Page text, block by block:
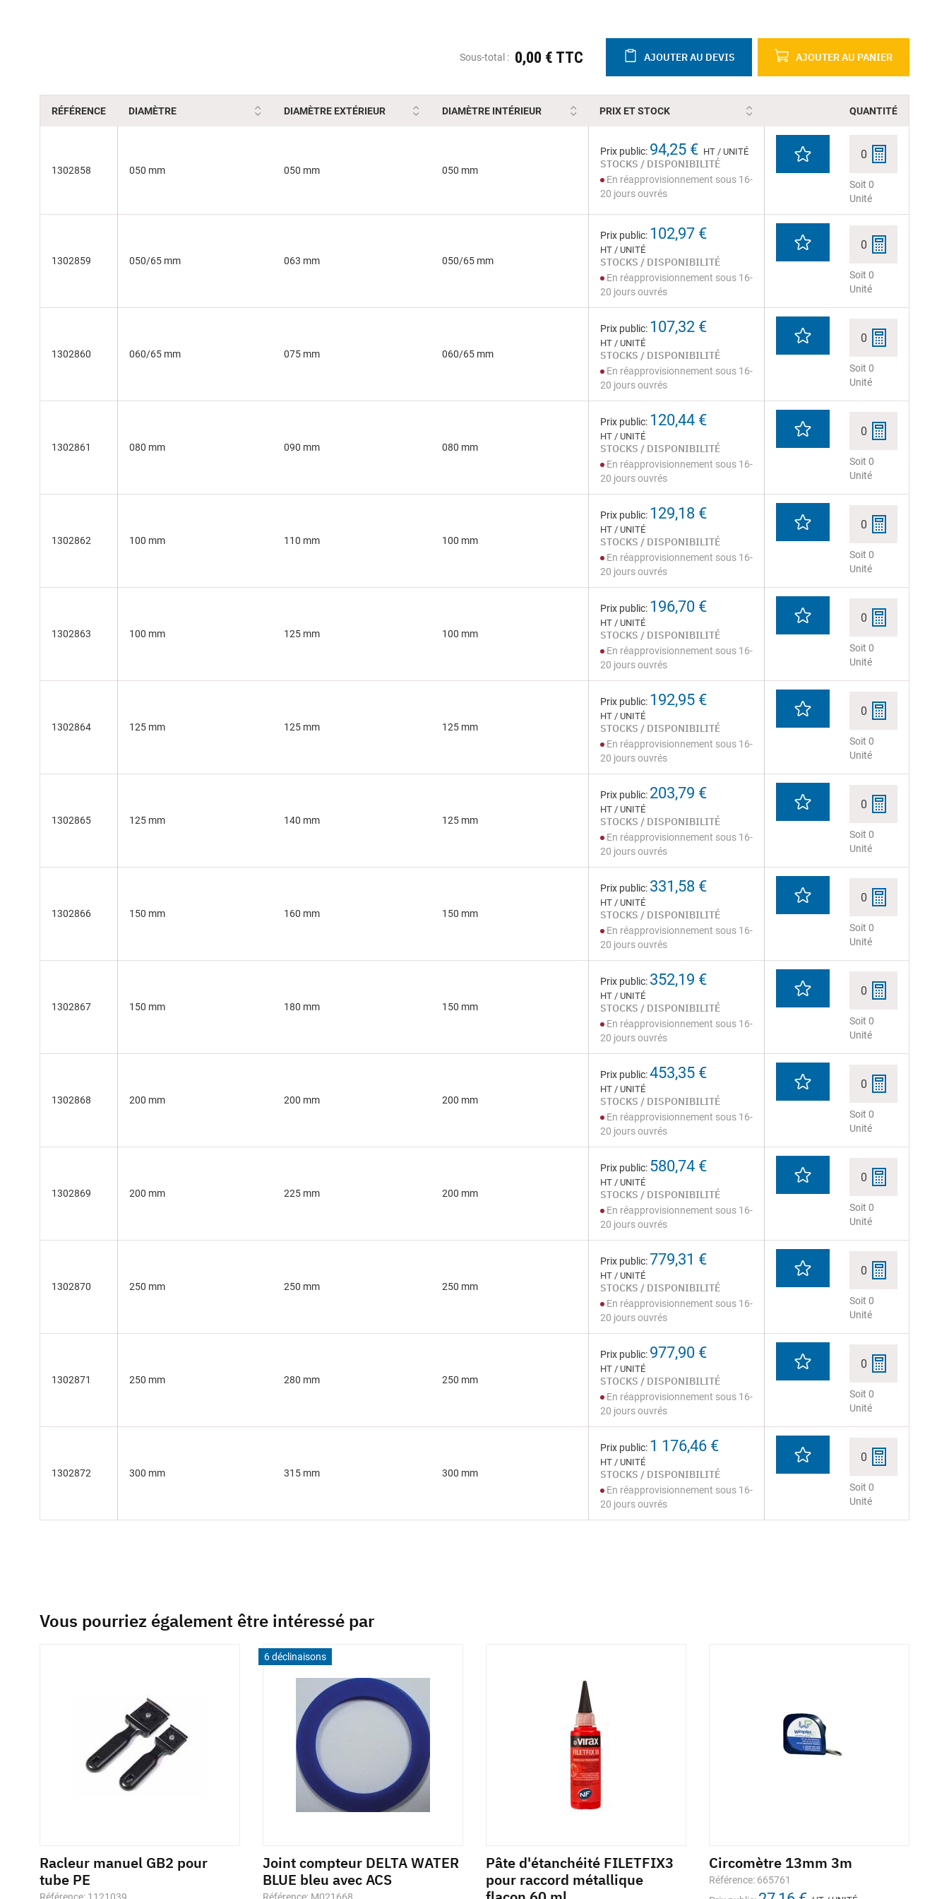
Sous-total : 0,00 € TTC AJOUTER AU DEVIS AJOUTER AU PANIER
RÉFÉRENCE DIAMÈTRE DIAMÈTRE EXTÉRIEUR DIAMÈTRE INTÉRIEUR PRIX ET STOCK QUANTITÉ
1302858 050 mm 050 mm 050 mm
Prix public: 94,25 € HT / UNITÉ
STOCKS / DISPONIBILITÉ
En réapprovisionnement sous 16-
20 jours ouvrés
0
Soit 0
Unité
1302859 050/65 mm 063 mm 050/65 mm
Prix public: 102,97 €
HT / UNITÉ
STOCKS / DISPONIBILITÉ
En réapprovisionnement sous 16-
20 jours ouvrés
0
Soit 0
Unité
1302860 060/65 mm 075 mm 060/65 mm
Prix public: 107,32 €
HT / UNITÉ
STOCKS / DISPONIBILITÉ
En réapprovisionnement sous 16-
20 jours ouvrés
0
Soit 0
Unité
1302861 080 mm 090 mm 080 mm
Prix public: 120,44 €
HT / UNITÉ
STOCKS / DISPONIBILITÉ
En réapprovisionnement sous 16-
20 jours ouvrés
0
Soit 0
Unité
1302862 100 mm 110 mm 100 mm
Prix public: 129,18 €
HT / UNITÉ
STOCKS / DISPONIBILITÉ
En réapprovisionnement sous 16-
20 jours ouvrés
0
Soit 0
Unité
1302863 100 mm 125 mm 100 mm
Prix public: 196,70 €
HT / UNITÉ
STOCKS / DISPONIBILITÉ
En réapprovisionnement sous 16-
20 jours ouvrés
0
Soit 0
Unité
1302864 125 mm 125 mm 125 mm
Prix public: 192,95 €
HT / UNITÉ
STOCKS / DISPONIBILITÉ
En réapprovisionnement sous 16-
20 jours ouvrés
0
Soit 0
Unité
1302865 125 mm 140 mm 125 mm
Prix public: 203,79 €
HT / UNITÉ
STOCKS / DISPONIBILITÉ
En réapprovisionnement sous 16-
20 jours ouvrés
0
Soit 0
Unité
1302866 150 mm 160 mm 150 mm
Prix public: 331,58 €
HT / UNITÉ
STOCKS / DISPONIBILITÉ
En réapprovisionnement sous 16-
20 jours ouvrés
0
Soit 0
Unité
1302867 150 mm 180 mm 150 mm
Prix public: 352,19 €
HT / UNITÉ
STOCKS / DISPONIBILITÉ
En réapprovisionnement sous 16-
20 jours ouvrés
0
Soit 0
Unité
1302868 200 mm 200 mm 200 mm
Prix public:453,35 €
HT / UNITÉ
STOCKS / DISPONIBILITÉ
En réapprovisionnement sous 16-
20 jours ouvrés
0
Soit 0
Unité
1302869 200 mm 225 mm 200 mm
Prix public: 580,74 €
HT / UNITÉ
STOCKS / DISPONIBILITÉ
En réapprovisionnement sous 16-
20 jours ouvrés
0
Soit 0
Unité
1302870 250 mm 250 mm 250 mm
Prix public:779,31 €
HT / UNITÉ
STOCKS / DISPONIBILITÉ
En réapprovisionnement sous 16-
20 jours ouvrés
0
Soit 0
Unité
1302871 250 mm 280 mm 250 mm
Prix public: 977,90 €
HT / UNITÉ
STOCKS / DISPONIBILITÉ
En réapprovisionnement sous 16-
20 jours ouvrés
0
Soit 0
Unité
1302872 300 mm 315 mm 300 mm
Prix public: 1 176,46 €
HT / UNITÉ
STOCKS / DISPONIBILITÉ
En réapprovisionnement sous 16-
20 jours ouvrés
0
Soit 0
Unité
Vous pourriez également être intéressé par
Racleur manuel GB2 pour
tube PE
6 déclinaisons
Joint compteur DELTA WATER
BLUE bleu avec ACS
Pâte d'étanchéité FILETFIX3
pour raccord métallique
Circomètre 13mm 3m
Référence: 665761